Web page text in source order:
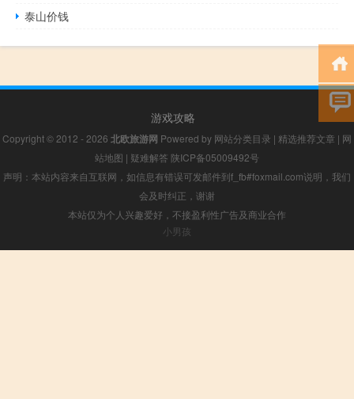
泰山价钱
游戏攻略
Copyright © 2012 - 2026 北欧旅游网 Powered by 网站分类目录 | 精选推荐文章 | 网
站地图 | 疑难解答 陕ICP备05009492号
声明：本站内容来自互联网，如信息有错误可发邮件到f_fb#foxmail.com说明，我们
会及时纠正，谢谢
本站仅为个人兴趣爱好，不接盈利性广告及商业合作
小男孩